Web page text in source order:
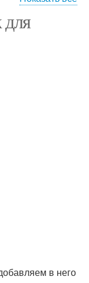
салат
с фетой
для
в него